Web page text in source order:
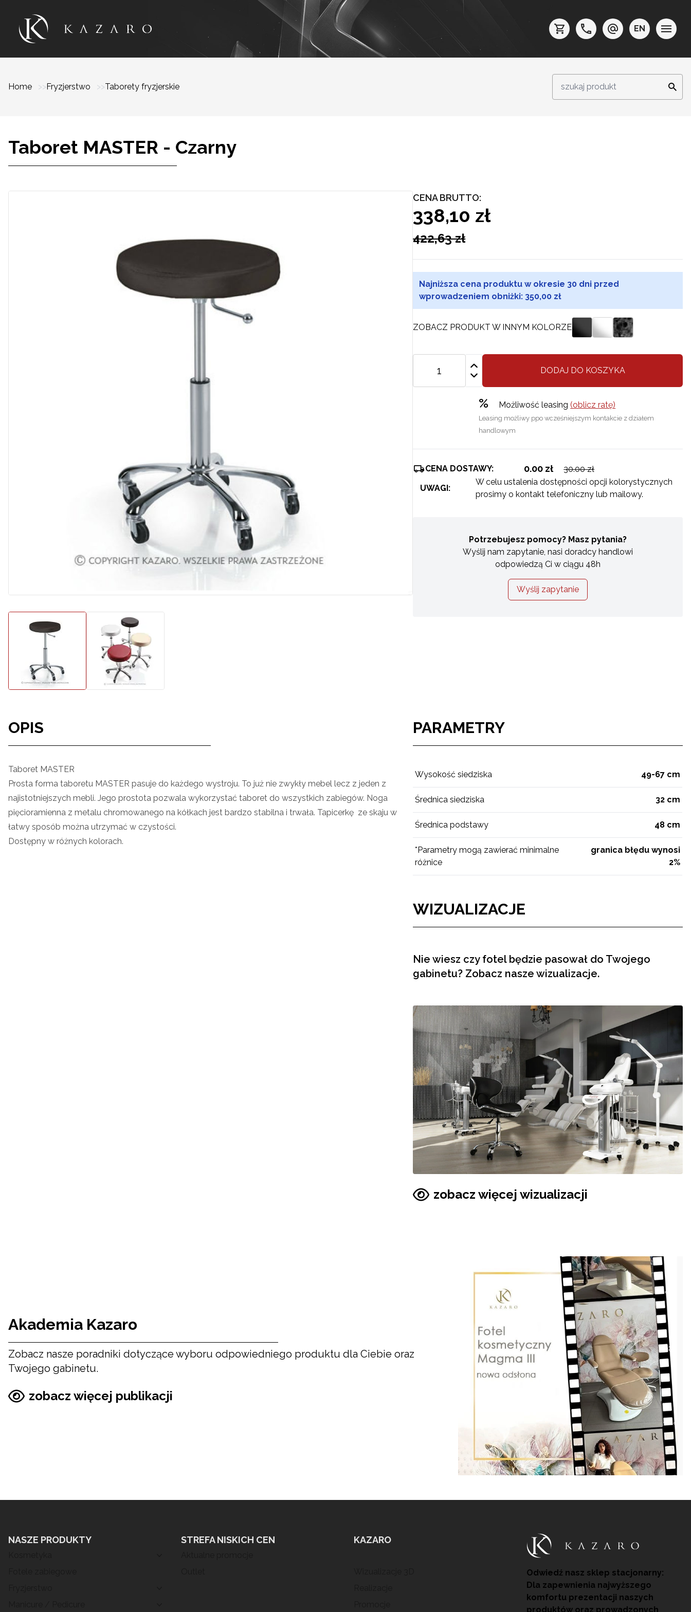
EN
Home Fryzjerstwo Taborety fryzjerskie
Taboret MASTER - Czarny
CENA BRUTTO:
338,10 zł
422,63 zł
Najniższa cena produktu w okresie 30 dni przed
wprowadzeniem obniżki: 350,00 zł
ZOBACZ PRODUKT W INNYM KOLORZE
DODAJ DO KOSZYKA
% Możliwość leasing(oblicz ratę)
Leasing możliwy ppo wcześniejszym kontakcie z działem
handlowym
CENA DOSTAWY: 0.00 zł
30.00 zł
UWAGI:
W celu ustalenia dostępności opcji kolorystycznych
prosimy o kontakt telefoniczny lub mailowy.
Potrzebujesz pomocy? Masz pytania?
Wyślij nam zapytanie, nasi doradcy handlowi
odpowiedzą Ci w ciągu 48h
Wyślij zapytanie
OPIS
Taboret MASTER
Prosta forma taboretu MASTER pasuje do każdego wystroju. To już nie zwykły mebel lecz z jeden z
najistotniejszych mebli. Jego prostota pozwala wykorzystać taboret do wszystkich zabiegów. Noga
pięcioramienna z metalu chromowanego na kółkach jest bardzo stabilna i trwała. Tapicerkę ze skaju w
łatwy sposób można utrzymać w czystości.
Dostępny w różnych kolorach.
PARAMETRY
Wysokość siedziska 49-67 cm
Średnica siedziska 32 cm
Średnica podstawy 48 cm
*Parametry mogą zawierać minimalne
różnice
granica błędu wynosi
2%
WIZUALIZACJE
Nie wiesz czy fotel będzie pasował do Twojego
gabinetu? Zobacz nasze wizualizacje.
zobacz więcej wizualizacji
Akademia Kazaro
Zobacz nasze poradniki dotyczące wyboru odpowiedniego produktu dla Ciebie oraz
Twojego gabinetu.
zobacz więcej publikacji
NASZE PRODUKTY STREFA NISKICH CEN KAZARO
Odwiedź nasz sklep stacjonarny:
Dla zapewnienia najwyższego
komfortu prezentacji naszych
produktów oraz prowadzonych